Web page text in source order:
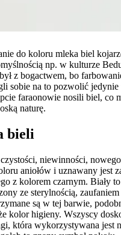
do koloru mleka biel
np. w kulturze
z bogactwem, bo
sobie na to pozwolić
faraonowie nosili biel, co
naturę.
bieli
niewinności,
aniołów i uznawany jest
z kolorem czarnym. Biały
ze sterylnością,
są w tej barwie,
kolor higieny. Wszyscy
która wykorzystywana jest